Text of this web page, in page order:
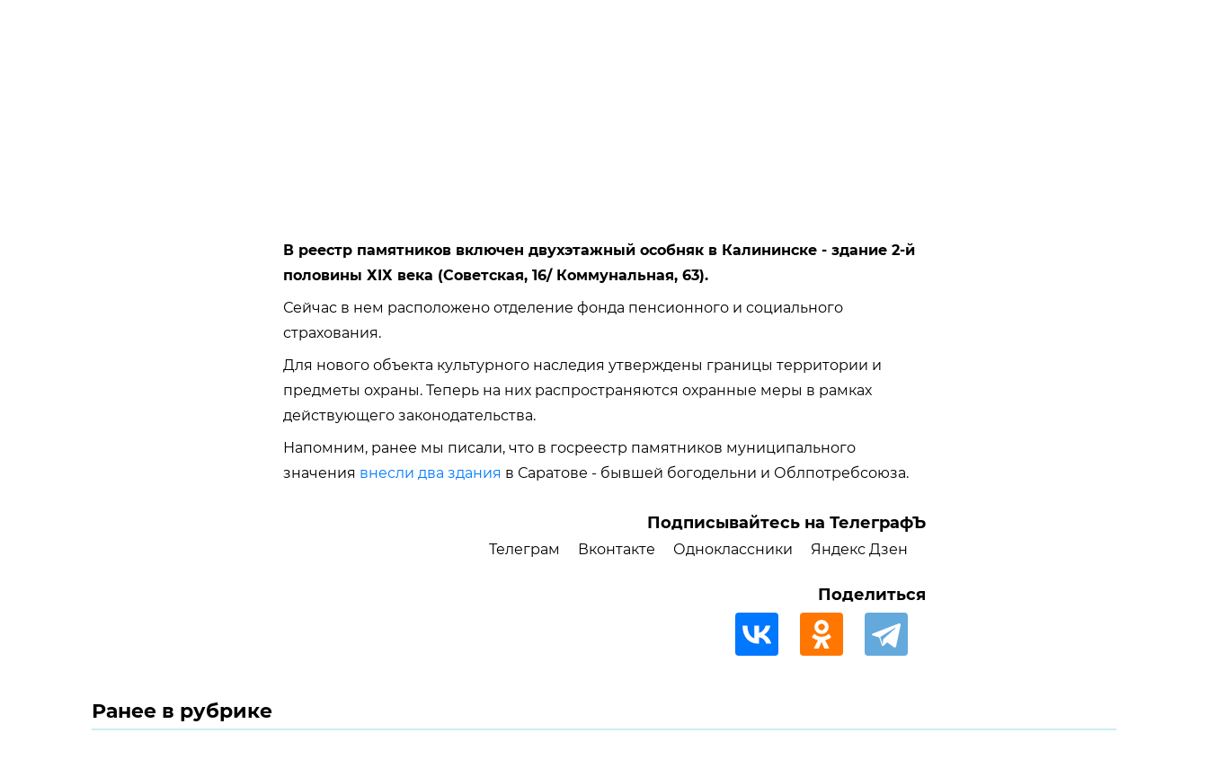
В реестр памятников включен двухэтажный особняк в Калининске - здание 2-й
половины ХIХ века (Советская, 16/ Коммунальная, 63).
Сейчас в нем расположено отделение фонда пенсионного и социального
страхования.
Для нового объекта культурного наследия утверждены границы территории и
предметы охраны. Теперь на них распространяются охранные меры в рамках
действующего законодательства.
Напомним, ранее мы писали, что в госреестр памятников муниципального
значения внесли два здания в Саратове - бывшей богодельни и Облпотребсоюза.
Подписывайтесь на ТелеграфЪ
Телеграм Вконтакте Одноклассники Яндекс Дзен
Поделиться
Ранее в рубрике